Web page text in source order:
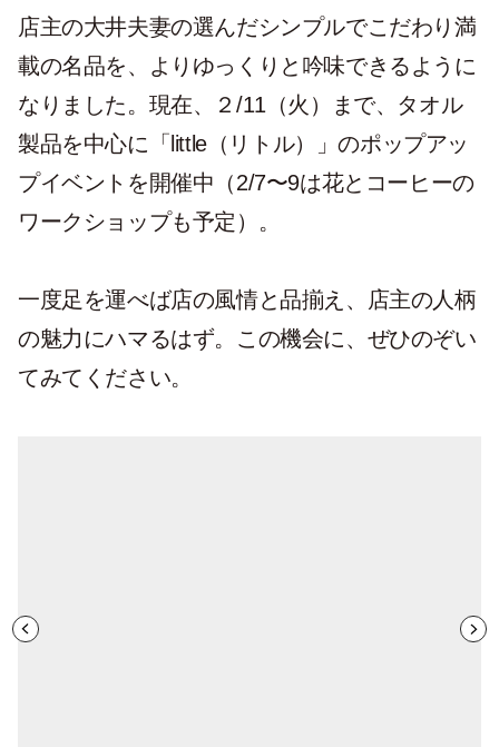
店主の大井夫妻の選んだシンプルでこだわり満
載の名品を、よりゆっくりと吟味できるように
なりました。現在、２/11（火）まで、タオル
製品を中心に「little（リトル）」のポップアッ
プイベントを開催中（2/7〜9は花とコーヒーの
ワークショップも予定）。
一度足を運べば店の風情と品揃え、店主の人柄
の魅力にハマるはず。この機会に、ぜひのぞい
てみてください。